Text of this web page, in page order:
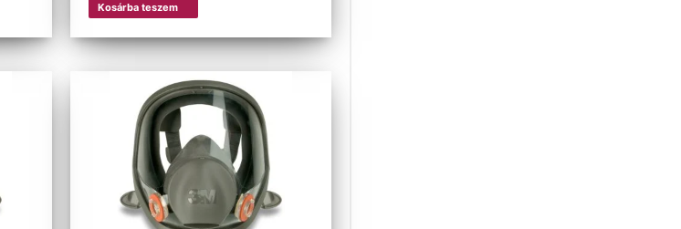
Kosárba teszem